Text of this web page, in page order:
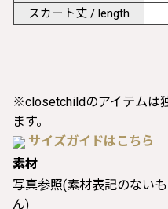
スカート丈 / length
※closetchildのアイテムは
ます。
サイズガイドはこちら
素材
写真参照(素材表記のない
ん)